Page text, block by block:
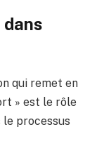
dans
qui remet en
» est le rôle
le processus